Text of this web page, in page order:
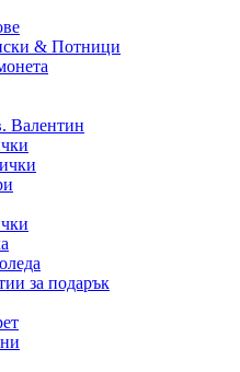
& Потници
Валентин
за подарък